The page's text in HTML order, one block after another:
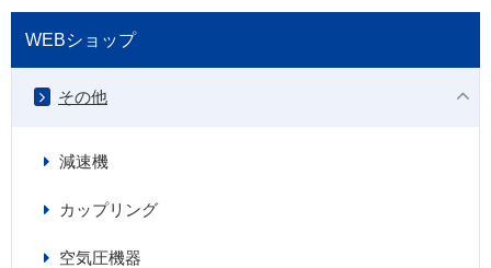
WEBショップ
その他
減速機
カップリング
空気圧機器